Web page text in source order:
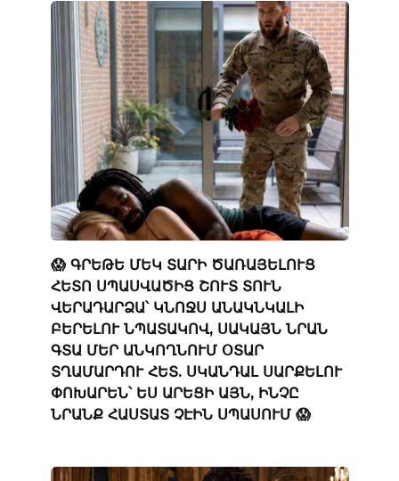
😱 ԳՐԵԹԵ ՄԵԿ ՏԱՐԻ ԾԱՌԱՅԵԼՈՒՑ
ՀԵՏՈ ՍՊԱՍՎԱԾԻՑ ՇՈՒՏ ՏՈՒՆ
ՎԵՐԱԴԱՐՁԱ՝ ԿՆՈՋՍ ԱՆԱԿՆԿԱԼԻ
ԲԵՐԵԼՈՒ ՆՊԱՏԱԿՈՎ, ՍԱԿԱՅՆ ՆՐԱՆ
ԳՏԱ ՄԵՐ ԱՆԿՈՂՆՈՒՄ ՕՏԱՐ
ՏՂԱՄԱՐԴՈՒ ՀԵՏ. ՍԿԱՆԴԱԼ ՍԱՐՔԵԼՈՒ
ՓՈԽԱՐԵՆ՝ ԵՍ ԱՐԵՑԻ ԱՅՆ, ԻՆՉԸ
ՆՐԱՆՔ ՀԱՍՏԱՏ ՉԷԻՆ ՍՊԱՍՈՒՄ 😱